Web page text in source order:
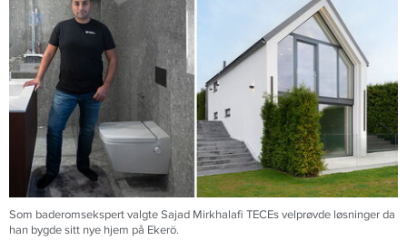
Som baderomsekspert valgte Sajad Mirkhalafi TECEs velprøvde løsninger da
han bygde sitt nye hjem på Ekerö.